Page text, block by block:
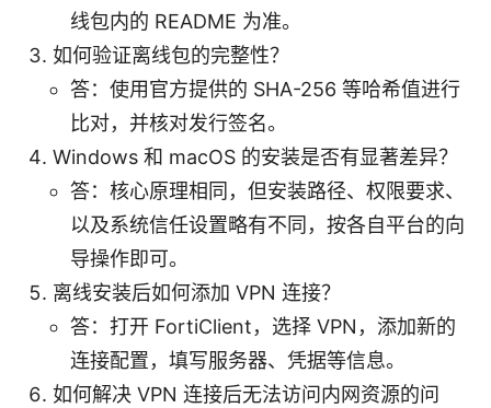
线包内的 README 为准。
如何验证离线包的完整性？
答：使用官方提供的 SHA-256 等哈希值进行
比对，并核对发行签名。
Windows 和 macOS 的安装是否有显著差异？
答：核心原理相同，但安装路径、权限要求、
以及系统信任设置略有不同，按各自平台的向
导操作即可。
离线安装后如何添加 VPN 连接？
答：打开 FortiClient，选择 VPN，添加新的
连接配置，填写服务器、凭据等信息。
如何解决 VPN 连接后无法访问内网资源的问